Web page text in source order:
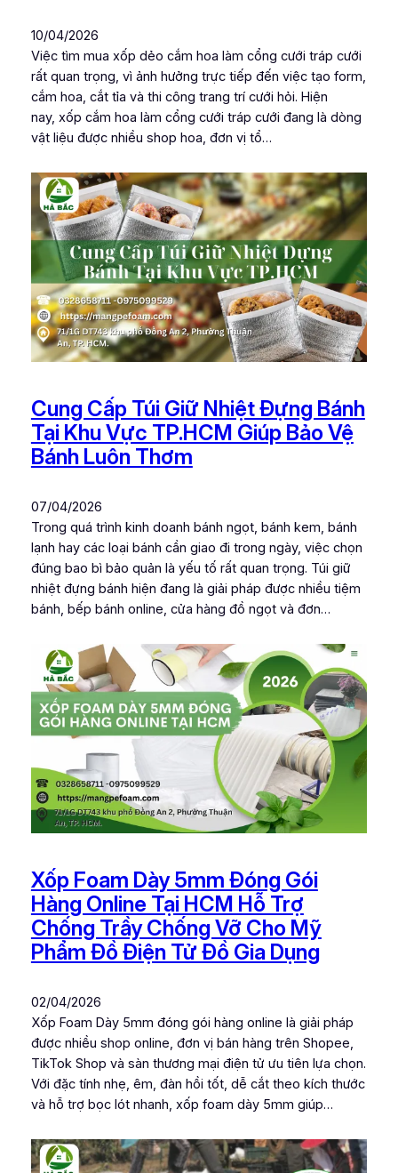
10/04/2026
Việc tìm mua xốp dẻo cắm hoa làm cổng cưới tráp cưới
rất quan trọng, vì ảnh hưởng trực tiếp đến việc tạo form,
cắm hoa, cắt tỉa và thi công trang trí cưới hỏi. Hiện
nay, xốp cắm hoa làm cổng cưới tráp cưới đang là dòng
vật liệu được nhiều shop hoa, đơn vị tổ…
Cung Cấp Túi Giữ Nhiệt Đựng Bánh
Tại Khu Vực TP.HCM Giúp Bảo Vệ
Bánh Luôn Thơm
07/04/2026
Trong quá trình kinh doanh bánh ngọt, bánh kem, bánh
lạnh hay các loại bánh cần giao đi trong ngày, việc chọn
đúng bao bì bảo quản là yếu tố rất quan trọng. Túi giữ
nhiệt đựng bánh hiện đang là giải pháp được nhiều tiệm
bánh, bếp bánh online, cửa hàng đồ ngọt và đơn…
Xốp Foam Dày 5mm Đóng Gói
Hàng Online Tại HCM Hỗ Trợ
Chống Trầy Chống Vỡ Cho Mỹ
Phẩm Đồ Điện Tử Đồ Gia Dụng
02/04/2026
Xốp Foam Dày 5mm đóng gói hàng online là giải pháp
được nhiều shop online, đơn vị bán hàng trên Shopee,
TikTok Shop và sàn thương mại điện tử ưu tiên lựa chọn.
Với đặc tính nhẹ, êm, đàn hồi tốt, dễ cắt theo kích thước
và hỗ trợ bọc lót nhanh, xốp foam dày 5mm giúp…